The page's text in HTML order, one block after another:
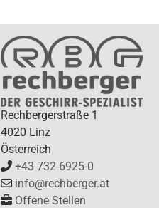
Rechbergerstraße 1
4020 Linz
Österreich
+43 732 6925-0
info@rechberger.at
Offene Stellen